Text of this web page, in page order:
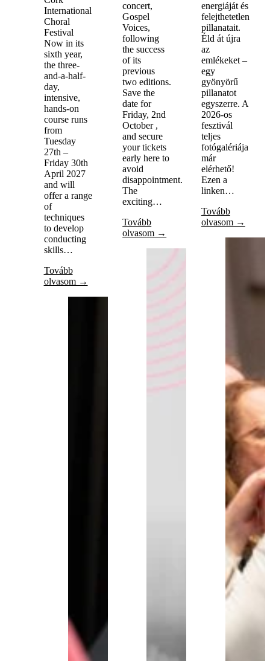
International
Choral
Festival
Now in its
sixth year,
the three-
and-a-half-
day,
intensive,
hands-on
course runs
from
Tuesday
27th –
Friday 30th
April 2027
and will
offer a range
of
techniques
to develop
conducting
skills…
Tovább
olvasom →
concert,
Gospel
Voices,
following
the success
of its
previous
two editions.
Save the
date for
Friday, 2nd
October ,
and secure
your tickets
early here to
avoid
disappointment.
The
exciting…
Tovább
olvasom →
energiáját és
felejthetetlen
pillanatait.
Éld át újra
az
emlékeket –
egy
gyönyörű
pillanatot
egyszerre. A
2026-os
fesztivál
teljes
fotógalériája
már
elérhető!
Ezen a
linken…
Tovább
olvasom →